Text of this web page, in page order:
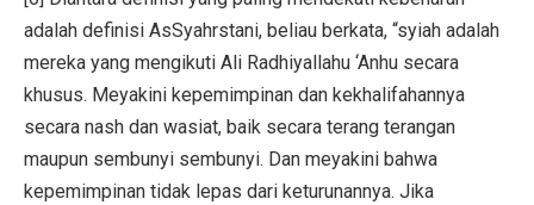
adalah definisi AsSyahrstani, beliau berkata, “syiah adalah
mereka yang mengikuti Ali Radhiyallahu ‘Anhu secara
khusus. Meyakini kepemimpinan dan kekhalifahannya
secara nash dan wasiat, baik secara terang terangan
maupun sembunyi sembunyi. Dan meyakini bahwa
kepemimpinan tidak lepas dari keturunannya. Jika